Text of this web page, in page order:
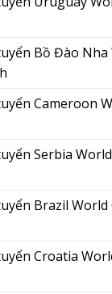
Bồ Đào Nha
Cameroon
Serbia
Brazil World
Croatia